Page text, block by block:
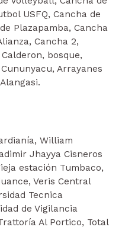
USFQ, Cancha de
Plazapamba, Cancha
Cancha 2,
bosque,
Arrayanes
William
Jhayya Cisneros
estación Tumbaco,
Veris Central
Tecnica
de Vigilancia
Al Portico, Total